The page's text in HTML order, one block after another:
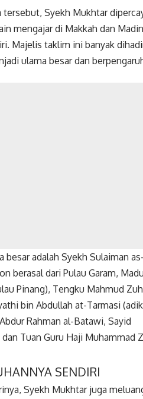
Syekh Mukhtar
mengajar di Makkah dan
Majelis taklim ini banyak
ulama besar dan
adalah Syekh Sulaiman as-
berasal dari Pulau Garam,
Pinang), Tengku Mahmud
bin Abdullah at-Tarmasi
Rahman al-Batawi, Sayid
Tuan Guru Haji Muhammad
SENDIRI
Syekh Mukhtar juga